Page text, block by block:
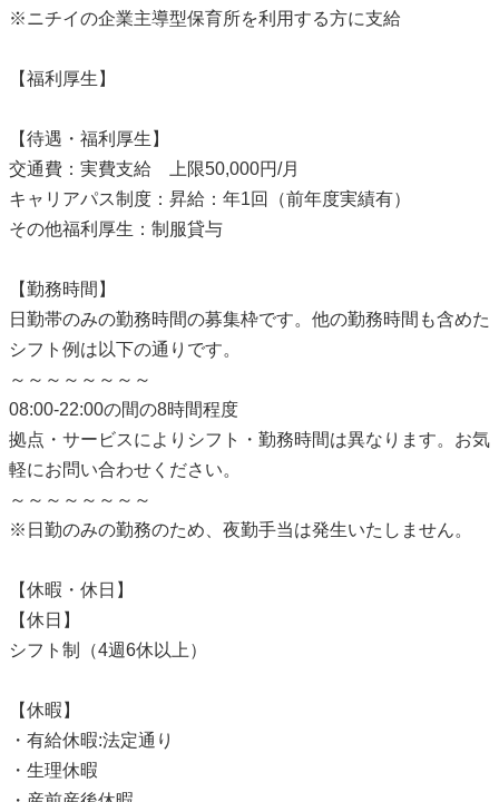
※ニチイの企業主導型保育所を利用する方に支給
【福利厚生】
【待遇・福利厚生】
交通費：実費支給 上限50,000円/月
キャリアパス制度：昇給：年1回（前年度実績有）
その他福利厚生：制服貸与
【勤務時間】
日勤帯のみの勤務時間の募集枠です。他の勤務時間も含めた
シフト例は以下の通りです。
～～～～～～～～
08:00-22:00の間の8時間程度
拠点・サービスによりシフト・勤務時間は異なります。お気
軽にお問い合わせください。
～～～～～～～～
※日勤のみの勤務のため、夜勤手当は発生いたしません。
【休暇・休日】
【休日】
シフト制（4週6休以上）
【休暇】
・有給休暇:法定通り
・生理休暇